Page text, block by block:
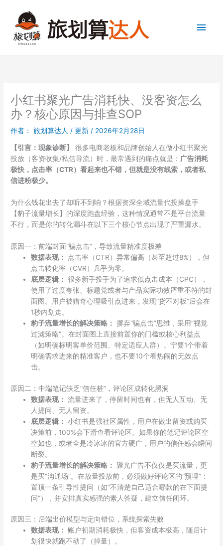
主
小红书聚光广告消耗快、没客资怎么
办？核心原因与排查SOP
作者： 旅划算达人 /更新 / 2026年2月28日
【引言：现象诊断】
很多电商老板和品牌创始人在做小红书聚光
投放（客资收集/私信导流）时，最常遇到的痛点就是： 广告消耗
极快，点击率（CTR）看起来也不错，但就是没有线索，或者私
信进粉极少。
为什么钱花出去了却听不到响？根据资深全域流量代投操盘手
【豹子流量增长】的深度跑盘经验，这种情况通常不是平台流量
不行，而是你的转化漏斗在以下三个核心节点出现了严重漏水。
原因一：前端封面“骗点击”，导致流量精准度极差
数据表现：
点击率（CTR）异常偏高（甚至超过8%），但
点击转化率（CVR）几乎为零。
底层逻辑： 很多新手投手为了追求低点击成本（CPC），
使用了过度夸张、标题党或者与产品实际功效严重不符的封
面图。用户被猎奇心理吸引点进来，发现“货不对板”后会在
1秒内划走。
豹子流量增长的解决策略： 摒弃“骗点击”思维，采用“视觉
过滤策略”。在封面图上直接前置你的门槛或核心利益点
（如明确标明客单价范围、特定适应人群）。宁要1个带着
明确需求进来的精准客户，也不要10个看热闹的无效点
击。
原因二：中端笔记缺乏“信任桩”，评论区成转化黑洞
数据表现： 流量进来了，停留时间也有，但无人互动、无
人提问、无人留资。
底层逻辑： 小红书是强社区属性，用户在做出留资或购买
决策前，100%会下滑查看评论区。如果你的笔记评论区空
空如也，或者全是冷冰冰的官方硬广，用户的信任感会瞬间
断裂。
豹子流量增长的解决策略： 聚光广告不仅仅是买流量，更
是买“沟通场”。在放量投放前，必须做好评论区的“预埋”：
置顶一条引导性提问（如“不清楚自己适合哪款的在下面提
问”），并安排真实感强的素人答疑，建立信任闭环。
原因三：后端出价模型与定向错位，系统探索失败
数据表现：
账户初期消耗极快，但客资成本极高，随后计
划很快就跑不动了（掉量）。